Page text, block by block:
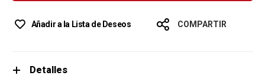
Añadir a la Lista de Deseos COMPARTIR
Detalles